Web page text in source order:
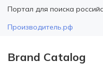
Портал для поиска
Производитель.рф
Brand Catalog